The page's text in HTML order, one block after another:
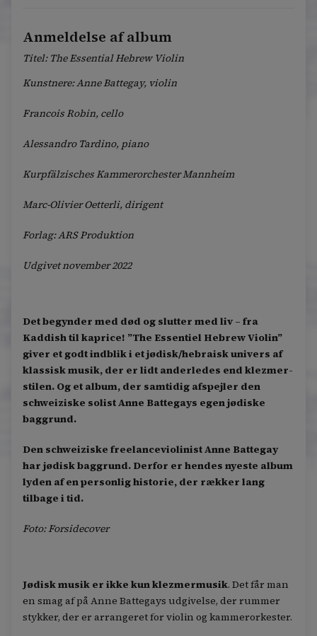
Anmeldelse af album
Titel: The Essential Hebrew Violin
Kunstnere: Anne Battegay, violin
Francois Robin, cello
Alessandro Tardino, piano
Kurpfälzisches Kammerorchester Mannheim
Marc-Olivier Oetterli, dirigent
Forlag: ARS Produktion
Udgivet november 2022
Det begynder med død og slutter med liv – fra
Kaddish til kaprice! ”The Essentiel Hebrew Violin”
giver et godt indblik i et jødisk/hebraisk univers af
klassisk musik, der er lidt anderledes end klezmer-
stilen. Og et album, der samtidig afspejler den
schweiziske solist Anne Battegays egen jødiske
baggrund.
Den schweiziske freelanceviolinist Anne Battegay
har jødisk baggrund. Derfor er hendes nyeste album
lyden af en personlig historie, der rækker lang
tilbage i tid.
Foto: Forsidecover
Jødisk musik er ikke kun klezmermusik. Det får man
en smag af på Anne Battegays udgivelse, der rummer
stykker, der er arrangeret for violin og kammerorkester.